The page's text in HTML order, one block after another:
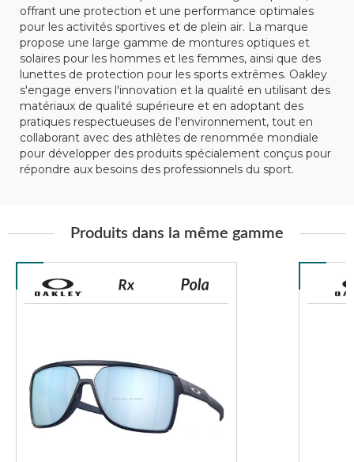
offrant une protection et une performance optimales
pour les activités sportives et de plein air. La marque
propose une large gamme de montures optiques et
solaires pour les hommes et les femmes, ainsi que des
lunettes de protection pour les sports extrêmes. Oakley
s'engage envers l'innovation et la qualité en utilisant des
matériaux de qualité supérieure et en adoptant des
pratiques respectueuses de l'environnement, tout en
collaborant avec des athlètes de renommée mondiale
pour développer des produits spécialement conçus pour
répondre aux besoins des professionnels du sport.
Produits dans la même gamme